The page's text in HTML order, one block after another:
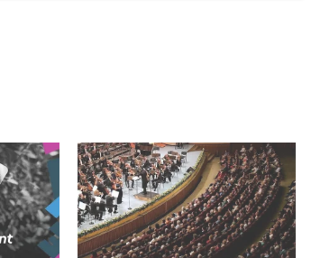
pentru comercializare în UE